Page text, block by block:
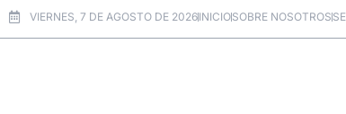
VIERNES, 7 DE AGOSTO DE 2026INICIOSOBRE NOSOTROS